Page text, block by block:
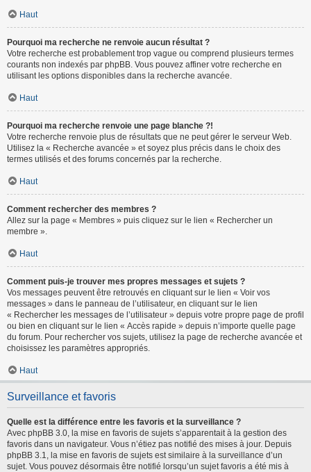
Haut
Pourquoi ma recherche ne renvoie aucun résultat ?
Votre recherche est probablement trop vague ou comprend plusieurs termes
courants non indexés par phpBB. Vous pouvez affiner votre recherche en
utilisant les options disponibles dans la recherche avancée.
Haut
Pourquoi ma recherche renvoie une page blanche ?!
Votre recherche renvoie plus de résultats que ne peut gérer le serveur Web.
Utilisez la « Recherche avancée » et soyez plus précis dans le choix des
termes utilisés et des forums concernés par la recherche.
Haut
Comment rechercher des membres ?
Allez sur la page « Membres » puis cliquez sur le lien « Rechercher un
membre ».
Haut
Comment puis-je trouver mes propres messages et sujets ?
Vos messages peuvent être retrouvés en cliquant sur le lien « Voir vos
messages » dans le panneau de l’utilisateur, en cliquant sur le lien
« Rechercher les messages de l’utilisateur » depuis votre propre page de profil
ou bien en cliquant sur le lien « Accès rapide » depuis n’importe quelle page
du forum. Pour rechercher vos sujets, utilisez la page de recherche avancée et
choisissez les paramètres appropriés.
Haut
Surveillance et favoris
Quelle est la différence entre les favoris et la surveillance ?
Avec phpBB 3.0, la mise en favoris de sujets s’apparentait à la gestion des
favoris dans un navigateur. Vous n’étiez pas notifié des mises à jour. Depuis
phpBB 3.1, la mise en favoris de sujets est similaire à la surveillance d’un
sujet. Vous pouvez désormais être notifié lorsqu’un sujet favoris a été mis à